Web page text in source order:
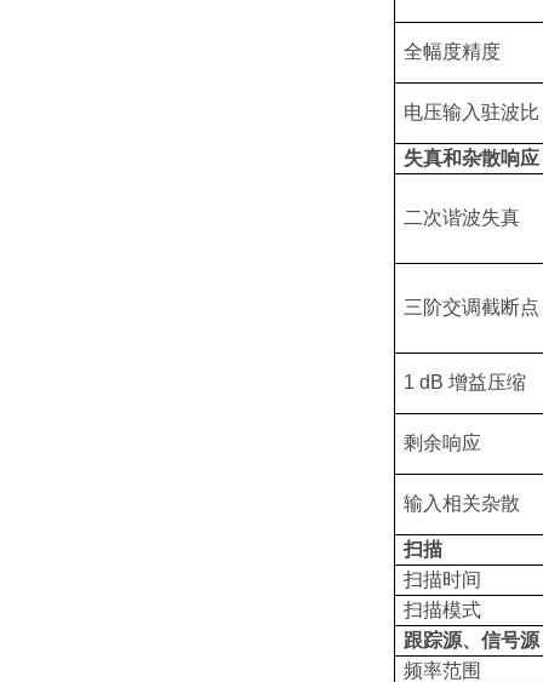
全幅度精度
电压输入驻波比
失真和杂散响应
二次谐波失真
三阶交调截断点
1 dB 增益压缩
剩余响应
输入相关杂散
扫描
扫描时间
扫描模式
跟踪源、信号
频率范围